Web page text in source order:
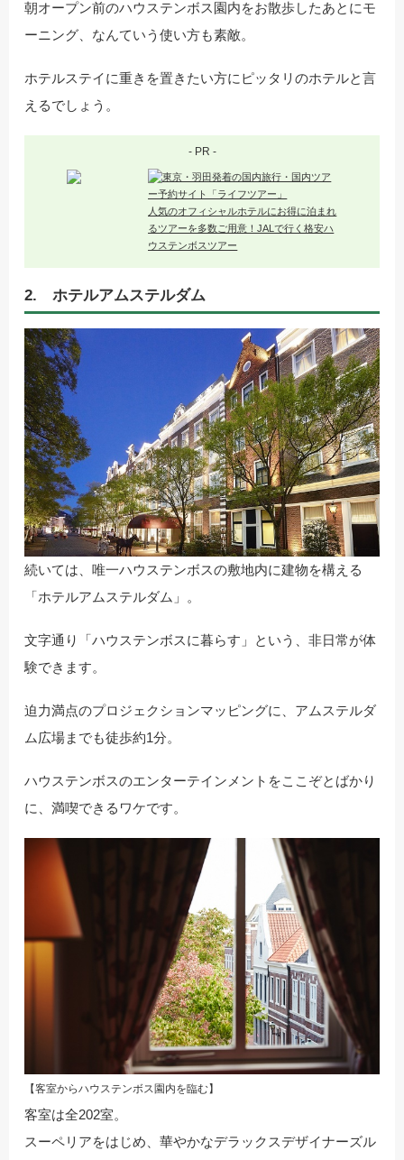
朝オープン前のハウステンボス園内をお散歩したあとにモ
ーニング、なんていう使い方も素敵。
ホテルステイに重きを置きたい方にピッタリのホテルと言
えるでしょう。
- PR -
人気のオフィシャルホテルにお得に泊まれ
るツアーを多数ご用意！JALで行く格安ハ
ウステンボスツアー
2. ホテルアムステルダム
続いては、唯一ハウステンボスの敷地内に建物を構える
「ホテルアムステルダム」。
文字通り「ハウステンボスに暮らす」という、非日常が体
験できます。
迫力満点のプロジェクションマッピングに、アムステルダ
ム広場までも徒歩約1分。
ハウステンボスのエンターテインメントをここぞとばかり
に、満喫できるワケです。
【客室からハウステンボス園内を臨む】
客室は全202室。
スーペリアをはじめ、華やかなデラックスデザイナーズル